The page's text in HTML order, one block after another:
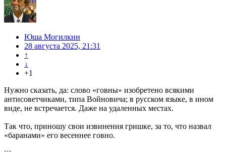
Юша Могилкин
28 августа 2025, 21:31
↑
↓
+1
Нужно сказать, да: слово «говны» изобретено всякими
антисоветчиками, типа Войновича; в русском языке, в ином
виде, не встречается. Даже на удаленных местах.
Так что, приношу свои извинения гришке, за то, что назвал
«баранами» его весеннее говно.